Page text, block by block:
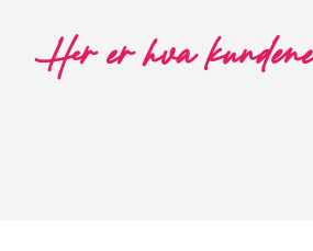
Her er hva